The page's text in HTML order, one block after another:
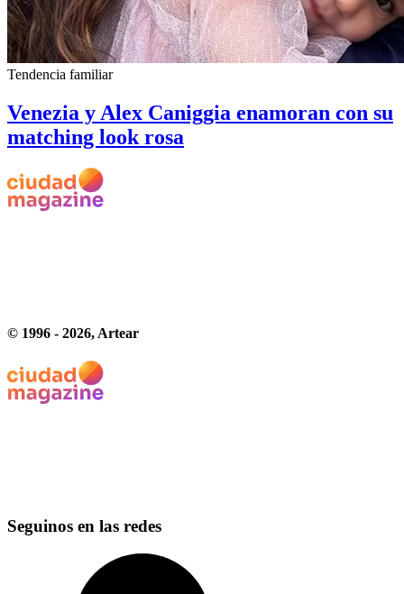
Tendencia familiar
Venezia y Alex Caniggia enamoran con su
matching look rosa
© 1996 - 2026, Artear
Seguinos en las redes